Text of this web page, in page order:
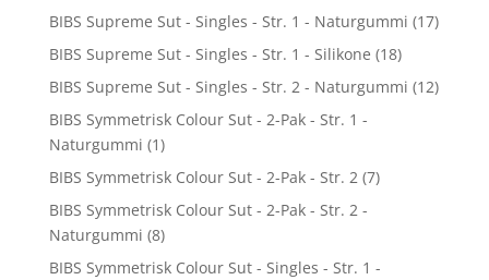
BIBS Supreme Sut - Singles - Str. 1 - Naturgummi (17)
BIBS Supreme Sut - Singles - Str. 1 - Silikone (18)
BIBS Supreme Sut - Singles - Str. 2 - Naturgummi (12)
BIBS Symmetrisk Colour Sut - 2-Pak - Str. 1 -
Naturgummi (1)
BIBS Symmetrisk Colour Sut - 2-Pak - Str. 2 (7)
BIBS Symmetrisk Colour Sut - 2-Pak - Str. 2 -
Naturgummi (8)
BIBS Symmetrisk Colour Sut - Singles - Str. 1 -